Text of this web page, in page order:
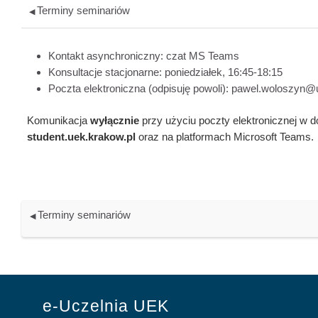
◀︎ Terminy seminariów
Kontakt asynchroniczny: czat MS Teams
Konsultacje stacjonarne: poniedziałek, 16:45-18:15
Poczta elektroniczna (odpisuję powoli):
Komunikacja wyłącznieprzy użyciu poczty elektronicznej w
student.uek.krakow.pl oraz na platformach Microsoft Teams.
◀︎ Terminy seminariów
e-Uczelnia UEK